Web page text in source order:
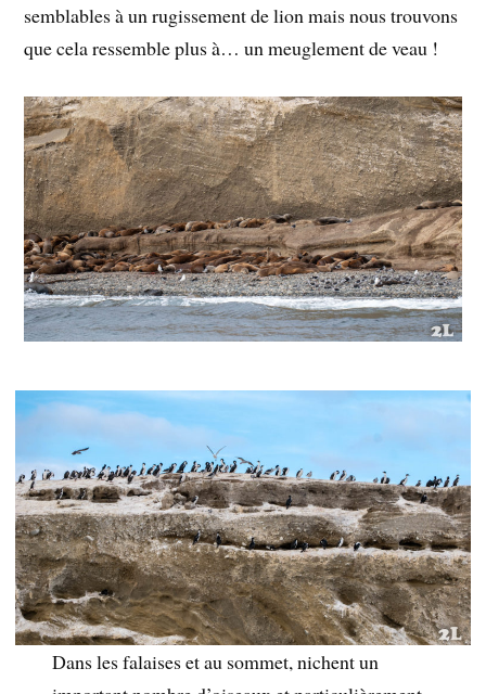
semblables à un rugissement de lion mais nous trouvons
que cela ressemble plus à… un meuglement de veau !
Dans les falaises et au sommet, nichent un